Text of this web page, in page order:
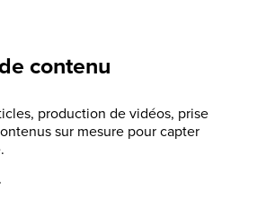
contenu
production de vidéos, prise
sur mesure pour capter